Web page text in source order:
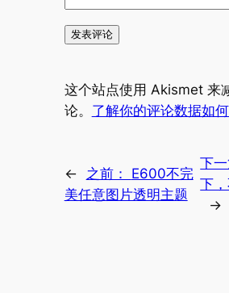
这个站点使用 Akismet 来
论。 了解你的评论数据如
← 之前： E600不完
美任意图片透明主题
下
下
→